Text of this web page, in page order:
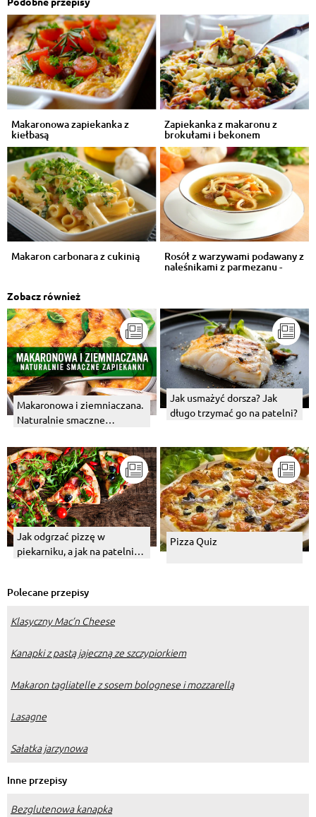
Makaronowa zapiekanka z
kiełbasą
Zapiekanka z makaronu z
brokułami i bekonem
Makaron carbonara z cukinią Rosół z warzywami podawany z
naleśnikami z parmezanu -
Zobacz również
Makaronowa i ziemniaczana.
Naturalnie smaczne
Jak usmażyć dorsza? Jak
długo trzymać go na patelni?
Jak odgrzać pizzę w
piekarniku, a jak na patelni
Pizza Quiz
Polecane przepisy
Klasyczny Mac’n Cheese
Kanapki z pastą jajeczną ze szczypiorkiem
Makaron tagliatelle z sosem bolognese i mozzarellą
Lasagne
Sałatka jarzynowa
Inne przepisy
Bezglutenowa kanapka